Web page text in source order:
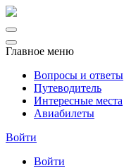
Главное меню
Вопросы и ответы
Путеводитель
Интересные места
Авиабилеты
Войти
Войти